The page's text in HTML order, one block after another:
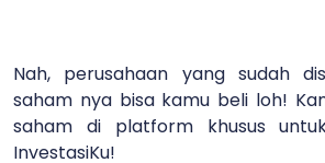
Nah, perusahaan yang sudah
saham nya bisa kamu beli loh!
saham di platform khusus
InvestasiKu!